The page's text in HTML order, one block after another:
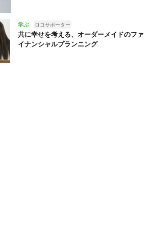
学ぶ ロコサポーター
共に幸せを考える、オーダーメイドのファ
イナンシャルプランニング